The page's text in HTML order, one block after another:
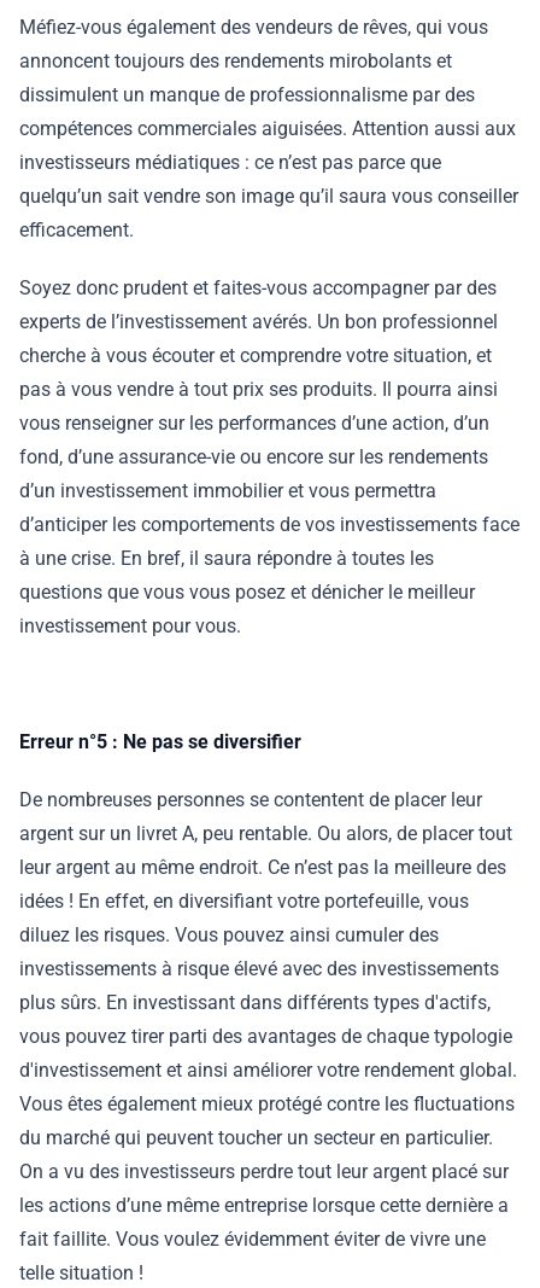
Méfiez-vous également des vendeurs de rêves, qui vous
annoncent toujours des rendements mirobolants et
dissimulent un manque de professionnalisme par des
compétences commerciales aiguisées. Attention aussi aux
investisseurs médiatiques : ce n’est pas parce que
quelqu’un sait vendre son image qu’il saura vous conseiller
efficacement.
Soyez donc prudent et faites-vous accompagner par des
experts de l’investissement avérés. Un bon professionnel
cherche à vous écouter et comprendre votre situation, et
pas à vous vendre à tout prix ses produits. Il pourra ainsi
vous renseigner sur les performances d’une action, d’un
fond, d’une assurance-vie ou encore sur les rendements
d’un investissement immobilier et vous permettra
d’anticiper les comportements de vos investissements face
à une crise. En bref, il saura répondre à toutes les
questions que vous vous posez et dénicher le meilleur
investissement pour vous.
Erreur n°5 : Ne pas se diversifier
De nombreuses personnes se contentent de placer leur
argent sur un livret A, peu rentable. Ou alors, de placer tout
leur argent au même endroit. Ce n’est pas la meilleure des
idées ! En effet, en diversifiant votre portefeuille, vous
diluez les risques. Vous pouvez ainsi cumuler des
investissements à risque élevé avec des investissements
plus sûrs. En investissant dans différents types d'actifs,
vous pouvez tirer parti des avantages de chaque typologie
d'investissement et ainsi améliorer votre rendement global.
Vous êtes également mieux protégé contre les fluctuations
du marché qui peuvent toucher un secteur en particulier.
On a vu des investisseurs perdre tout leur argent placé sur
les actions d’une même entreprise lorsque cette dernière a
fait faillite. Vous voulez évidemment éviter de vivre une
telle situation !